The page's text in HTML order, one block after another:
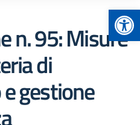
n. 95: Misure
di
gestione